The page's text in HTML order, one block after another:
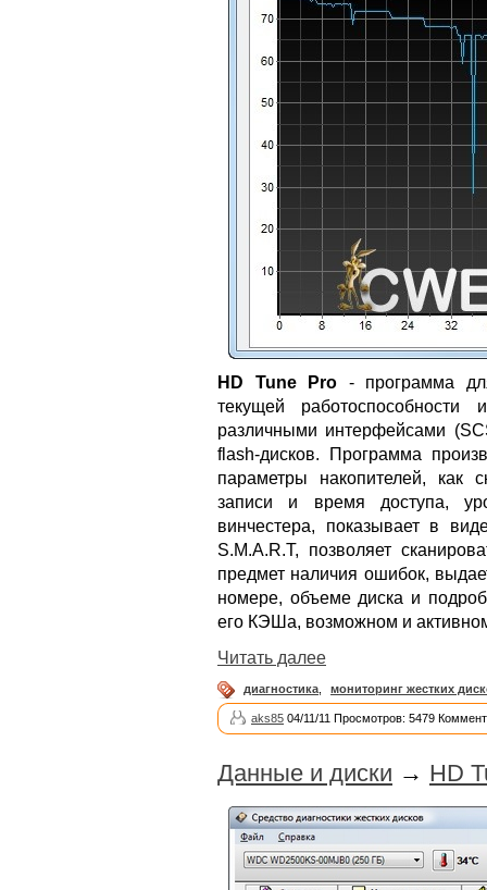
HD Tune Pro - программа
текущей работоспособности
различными интерфейсами
flash-дисков. Программа
параметры накопителей, как
записи и время доступа,
винчестера, показывает в
S.M.A.R.T, позволяет
предмет наличия ошибок,
номере, объеме диска и
его КЭШа, возможном и
Читать далее
диагностика мониторинг жестких
aks85 04/11/11 Просмотров: 5479
Данные и диски → HD